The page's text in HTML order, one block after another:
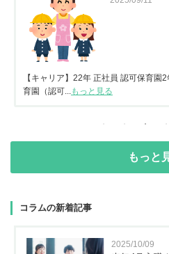
【キャリア】22年 正社員 認可保育
育園（認可...もっと見る
もっと
コラムの新着記事
2025/10/09